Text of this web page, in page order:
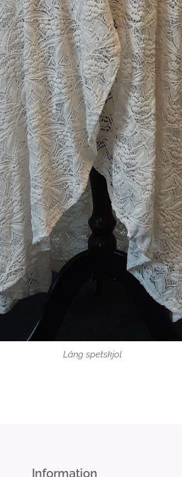
Lång spetskjol
Information